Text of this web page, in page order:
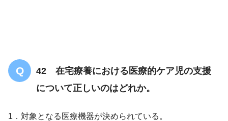
42 在宅療養における医療的ケア児の支援
について正しいのはどれか。
1．対象となる医療機器が決められている。